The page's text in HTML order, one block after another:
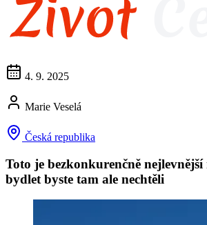
4. 9. 2025
Marie Veselá
Česká republika
Toto je bezkonkurenčně nejlevnější
bydlet byste tam ale nechtěli